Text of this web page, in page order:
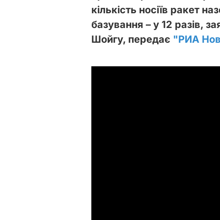
кількість носіїв ракет
базування – у 12 разів,
Шойгу, передає "РИА